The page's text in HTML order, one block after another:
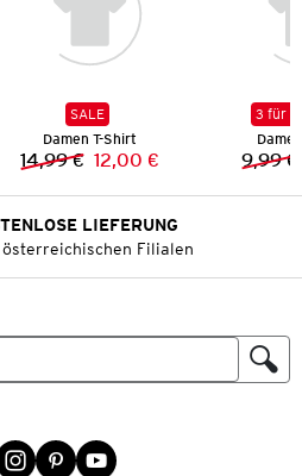
SALE
Damen T-Shirt
Vorheriger Preis:
14,99 € Neuer Preis:
12,00 €
3 für 2
9,99 €
LIEFERUNG
Filialen